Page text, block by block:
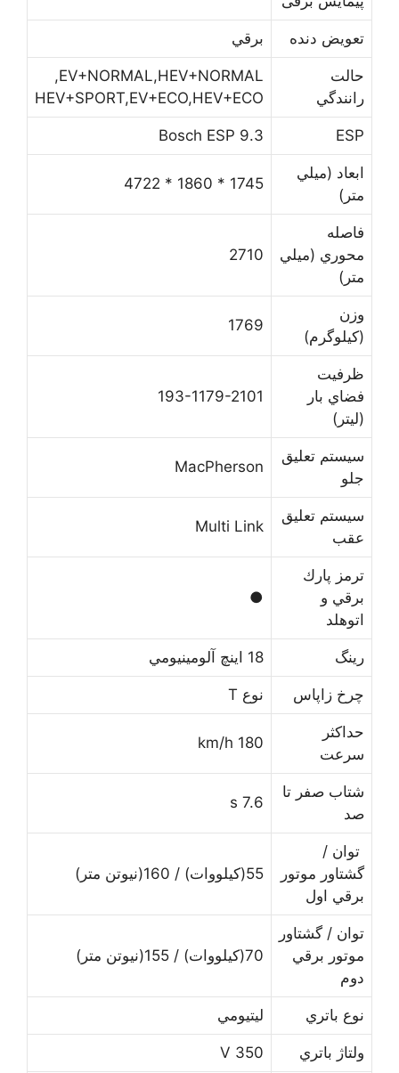
ﺗﻌﻮﻳﺾ ﺩﻧﺪﻩ ﺑﺮﻗﻲ
ﺣﺎﻟﺖ
ﺭﺍﻧﻨﺪﮔﻲ
EV+NORMAL,HEV+NORMAL,
HEV+SPORT,EV+ECO,HEV+ECO
ESP
Bosch ESP 9.3
ﺍﺑﻌﺎﺩ (ﻣﻴﻠﻲ
ﻣﺘﺮ)
1745 * 1860 * 4722
ﻓﺎﺻﻠﻪ
ﻣﺤﻮﺭﻱ (ﻣﻴﻠﻲ
ﻣﺘﺮ)
2710
ﻭﺯﻥ
(ﻛﻴﻠﻮﮔﺮﻡ)
1769
ﻇﺮﻓﻴﺖ
ﻓﻀﺎﻱ ﺑﺎﺭ
(ﻟﻴﺘﺮ)
193-1179-2101
ﺳﻴﺴﺘﻢ ﺗﻌﻠﻴﻖ
ﺟﻠﻮ
MacPherson
ﺳﻴﺴﺘﻢ ﺗﻌﻠﻴﻖ
ﻋﻘﺐ
Multi Link
ﺗﺮﻣﺰ ﭘﺎﺭﻙ
ﺑﺮﻗﻲ ﻭ
ﺍﺗﻮﻫﻠﺪ
●
ﺭﻳﻨﮓ 18 ﺍﻳﻨﭻ ﺁﻟﻮﻣﻴﻨﻴﻮﻣﻲ
ﭼﺮﺥ ﺯﺍﭘﺎﺱ ﻧﻮﻉ T
ﺣﺪﺍﻛﺜﺮ
ﺳﺮﻋﺖ
180 km/h
ﺷﺘﺎﺏ ﺻﻔﺮ ﺗﺎ
ﺻﺪ
7.6 s
ﺗﻮﺍﻥ /
ﮔﺸﺘﺎﻭﺭ ﻣﻮﺗﻮﺭ
ﺑﺮﻗﻲ اول
55(کیلووات) / 160(نیوتن متر)
ﺗﻮﺍﻥ / ﮔﺸﺘﺎﻭﺭ
ﻣﻮﺗﻮﺭ ﺑﺮﻗﻲ
دوم
70(کیلووات) / 155(نیوتن متر)
ﻧﻮﻉ ﺑﺎﺗﺮﻱ ﻟﻴﺘﻴﻮﻣﻲ
ﻭﻟﺘﺎﮊ ﺑﺎﺗﺮﻱ 350 V